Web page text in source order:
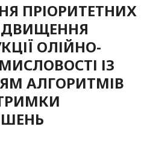
ПРІОРИТЕТНИХ
ОЛІЙНО-
ІЗ
АЛГОРИТМІВ